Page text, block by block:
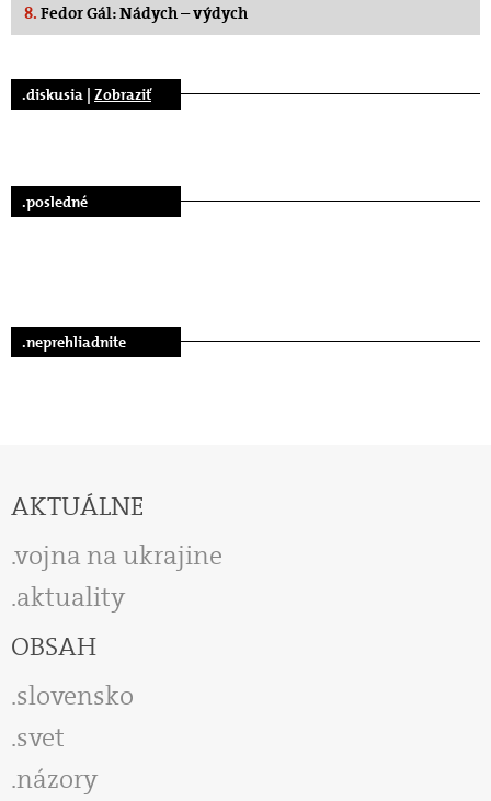
8. Fedor Gál: Nádych – výdych
.diskusia | Zobraziť
.posledné
.neprehliadnite
AKTUÁLNE
vojna na ukrajine
aktuality
OBSAH
slovensko
svet
názory